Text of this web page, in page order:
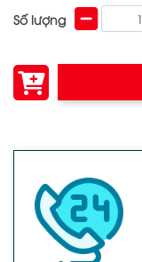
Số lượng